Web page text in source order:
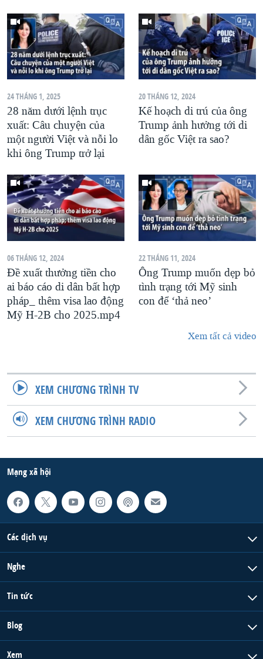
24 THÁNG 1, 2025
28 năm dưới lệnh trục
xuất: Câu chuyện của
một người Việt và nỗi lo
khi ông Trump trở lại
20 THÁNG 12, 2024
Kế hoạch di trú của ông
Trump ảnh hưởng tới di
dân gốc Việt ra sao?
06 THÁNG 12, 2024
Đề xuất thưởng tiền cho
ai báo cáo di dân bất hợp
pháp_ thêm visa lao động
Mỹ H-2B cho 2025.mp4
22 THÁNG 11, 2024
Ông Trump muốn dẹp bỏ
tình trạng tới Mỹ sinh
con để ‘thả neo’
Xem tất cả video
XEM CHƯƠNG TRÌNH TV
XEM CHƯƠNG TRÌNH RADIO
Mạng xã hội
Các dịch vụ
Nghe
Tin tức
Blog
Xem